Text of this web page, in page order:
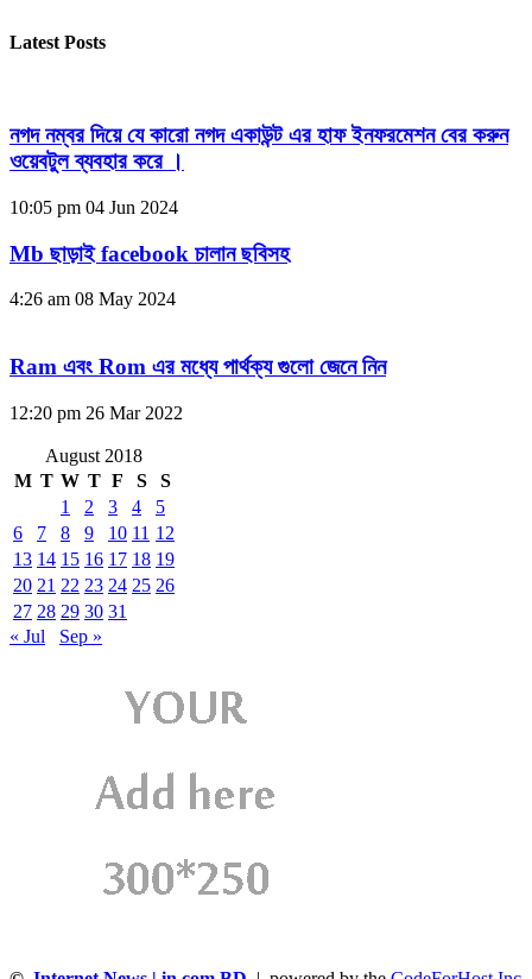
Latest Posts
নগদ নম্বর দিয়ে যে কারো নগদ একাউন্ট এর হাফ ইনফরমেশন বের করুন
ওয়েবটুল ব্যবহার করে ।
10:05 pm 04 Jun 2024
Mb ছাড়াই facebook চালান ছবিসহ
4:26 am 08 May 2024
Ram এবং Rom এর মধ্যে পার্থক্য গুলো জেনে নিন
12:20 pm 26 Mar 2022
August 2018
M T W T F S
S
1
2 3 4
5
6
7 8 9 10 11 12
13 14 15 16 17 18 19
20 21 22 23 24 25 26
27 28 29 30 31
« Jul
Sep »